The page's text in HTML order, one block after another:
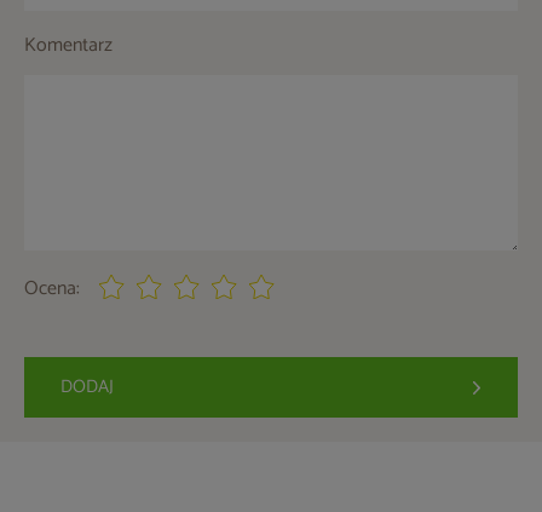
Komentarz
Ocena:
DODAJ